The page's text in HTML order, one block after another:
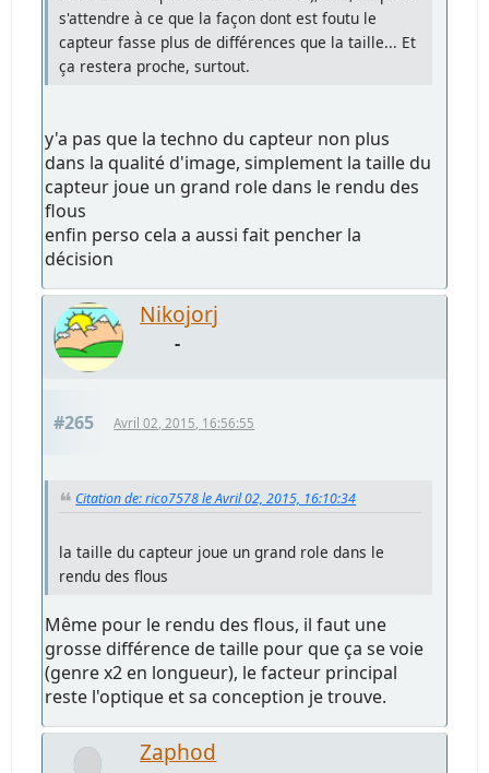
s'attendre à ce que la façon dont est foutu le
capteur fasse plus de différences que la taille... Et
ça restera proche, surtout.
y'a pas que la techno du capteur non plus
dans la qualité d'image, simplement la taille du
capteur joue un grand role dans le rendu des
flous
enfin perso cela a aussi fait pencher la
décision
Nikojorj
-
#265 Avril 02, 2015, 16:56:55
Citation de: rico7578 le Avril 02, 2015, 16:10:34
la taille du capteur joue un grand role dans le
rendu des flous
Même pour le rendu des flous, il faut une
grosse différence de taille pour que ça se voie
(genre x2 en longueur), le facteur principal
reste l'optique et sa conception je trouve.
Zaphod